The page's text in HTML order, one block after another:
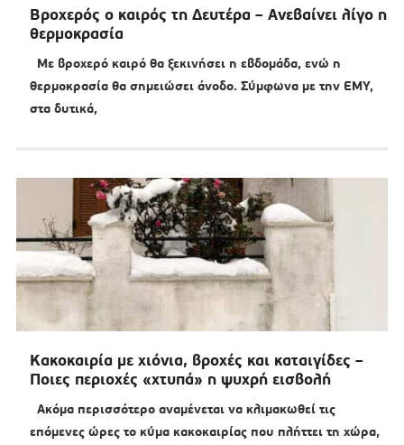
Βροχερός ο καιρός τη Δευτέρα – Ανεβαίνει λίγο η
θερμοκρασία
Με βροχερό καιρό θα ξεκινήσει η εβδομάδα, ενώ η
θερμοκρασία θα σημειώσει άνοδο. Σύμφωνα με την ΕΜΥ,
στα δυτικά,
Κακοκαιρία με χιόνια, βροχές και καταιγίδες –
Ποιες περιοχές «χτυπά» η ψυχρή εισβολή
Ακόμα περισσότερο αναμένεται να κλιμακωθεί τις
επόμενες ώρες το κύμα κακοκαιρίας που πλήττει τη χώρα,